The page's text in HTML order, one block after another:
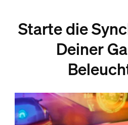
Starte die
Deiner